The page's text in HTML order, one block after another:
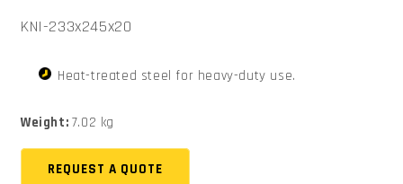
SKU:
KNI-233x245x20
Heat-treated steel for heavy-duty use.
Weight: 7.02 kg
REQUEST A QUOTE